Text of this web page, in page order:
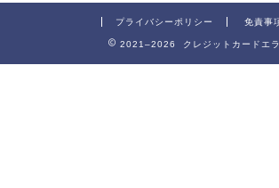
プライバシーポリシー 免責事
2021–2026 クレジットカードエ